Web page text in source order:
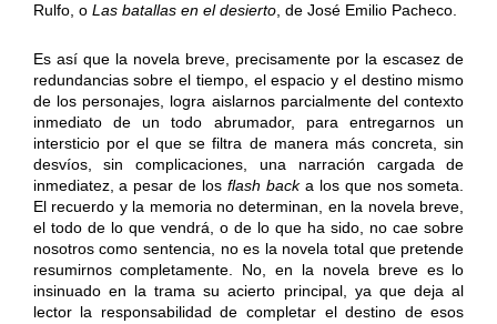
Rulfo, o Las batallas en el desierto, de José Emilio Pacheco.
Es así que la novela breve, precisamente por la escasez de
redundancias sobre el tiempo, el espacio y el destino mismo
de los personajes, logra aislarnos parcialmente del contexto
inmediato de un todo abrumador, para entregarnos un
intersticio por el que se filtra de manera más concreta, sin
desvíos, sin complicaciones, una narración cargada de
inmediatez, a pesar de losflash back a los que nos someta.
El recuerdo y la memoria no determinan, en la novela breve,
el todo de lo que vendrá, o de lo que ha sido, no cae sobre
nosotros como sentencia, no es la novela total que pretende
resumirnos completamente. No, en la novela breve es lo
insinuado en la trama su acierto principal, ya que deja al
lector la responsabilidad de completar el destino de esos